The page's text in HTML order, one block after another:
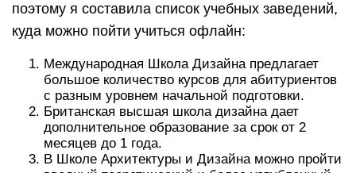
поэтому я составила список учебных заведений,
куда можно пойти учиться офлайн:
Международная Школа Дизайна предлагает
большое количество курсов для абитуриентов
с разным уровнем начальной подготовки.
Британская высшая школа дизайна дает
дополнительное образование за срок от 2
месяцев до 1 года.
В Школе Архитектуры и Дизайна можно пройти